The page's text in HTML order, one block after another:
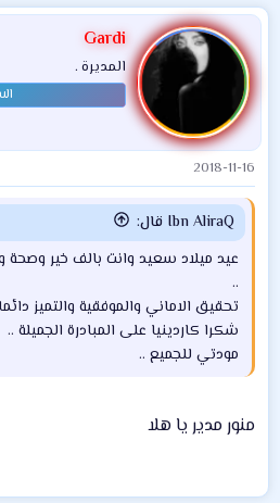
Gardi
المديرة .
2018-11-16
Ibn AliraQ قال:
عيد ميلاد سعيد وانت بالف خير وصحة
..​
تحقيق الاماني والموفقية والتميز
شكرا كاردينيا على المبادرة الجميلة ..​
مودتي للجميع ..​
منور مدير يا هلا